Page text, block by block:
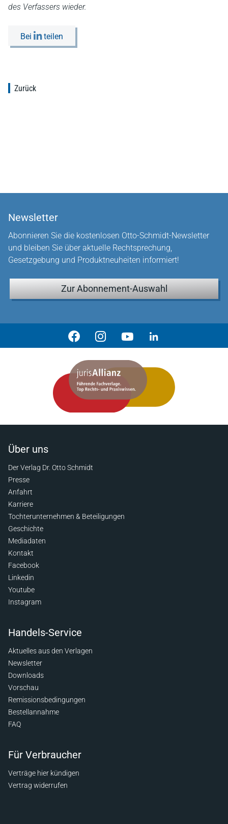
des Verfassers wieder.
Bei teilen
Zurück
Newsletter
Abonnieren Sie die kostenlosen Otto-Schmidt-Newsletter
und bleiben Sie über aktuelle Rechtsprechung,
Gesetzgebung und Produktneuheiten informiert!
Zur Abonnement-Auswahl
Über uns
Der Verlag Dr. Otto Schmidt
Presse
Anfahrt
Karriere
Tochterunternehmen & Beteiligungen
Geschichte
Mediadaten
Kontakt
Facebook
Linkedin
Youtube
Instagram
Handels-Service
Aktuelles aus den Verlagen
Newsletter
Downloads
Vorschau
Remissionsbedingungen
Bestellannahme
FAQ
Für Verbraucher
Verträge hier kündigen
Vertrag widerrufen